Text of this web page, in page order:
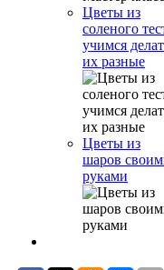
Цветы из
соленого
учимся
их разные
Цветы из
шаров
руками